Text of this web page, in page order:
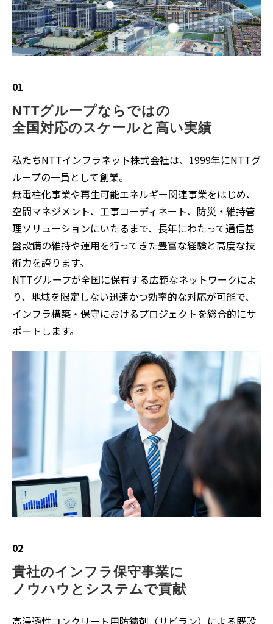
01
NTTグループならではの
全国対応のスケールと高い実績
私たちNTTインフラネット株式会社は、1999年にNTTグ
ループの一員として創業。
無電柱化事業や再生可能エネルギー関連事業をはじめ、
空間マネジメント、工事コーディネート、防災・維持管
理ソリューションにいたるまで、長年にわたって通信基
盤設備の維持や運用を行ってきた豊富な経験と高度な技
術力を誇ります。
NTTグループが全国に保有する広範なネットワークによ
り、地域を限定しない迅速かつ効率的な対応が可能で、
インフラ構築・保守におけるプロジェクトを総合的にサ
ポートします。
02
貴社のインフラ保守事業に
ノウハウとシステムで貢献
高浸透性コンクリート用防錆剤（サビラン）による既設